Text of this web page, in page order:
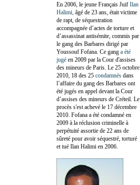
En 2006, le jeune Français Juif Ilan
Halimi, âgé de 23 ans, était victime
de rapt, de séquestration
accompagnée d’actes de torture et
d’assassinat antisémite, commis par
le gang des Barbares dirigé par
Youssouf Fofana. Ce gang a été
jugé en 2009 par la Cour d'assises
des mineurs de Paris. Le 25 octobre
2010, 18 des 25 condamnés dans
l’affaire du gang des Barbares ont
été jugés en appel devant la Cour
d’assises des mineurs de Créteil. Le
procès s'est achevé le 17 décembre
2010. Fofana a été condamné en
2009 à la réclusion criminelle à
perpétuité assortie de 22 ans de
sûreté pour avoir séquestré, torturé
et tué Ilan Halimi en 2006.